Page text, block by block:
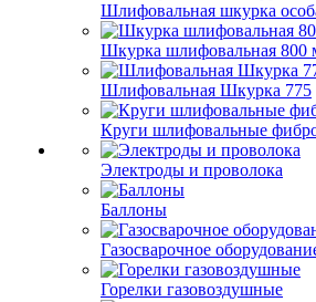
Шлифовальная шкурка
Шкурка шлифовальная 800
Шлифовальная Шкурка 775
Круги шлифовальные
Электроды и проволока
Баллоны
Газосварочное
Горелки газовоздушные